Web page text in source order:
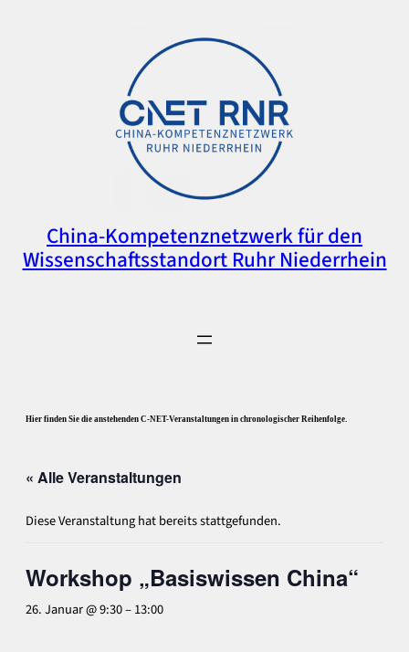
China-Kompetenznetzwerk für den
Wissenschaftsstandort Ruhr Niederrhein
Hier finden Sie die anstehenden C-NET-Veranstaltungen in chronologischer Reihenfolge.
« Alle Veranstaltungen
Diese Veranstaltung hat bereits stattgefunden.
Workshop „Basiswissen China“
26. Januar @ 9:30–13:00